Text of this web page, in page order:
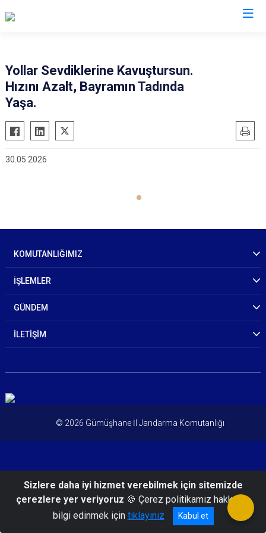
Yollar Sevdiklerine Kavuştursun.
Hızını Azalt, Bayramın Tadında
Yaşa.
30.05.2026
KOMUTANLIĞIMIZ
İŞLEMLER
GÜNDEM
İLETİŞİM
© 2026 Gümüşhane İl Jandarma Komutanlığı
Sizlere daha iyi hizmet verebilmek için sitemizde
çerezlere yer veriyoruz 🍪 Çerez politikamız hakkında
bilgi edinmek için tıklayınız Kabul et